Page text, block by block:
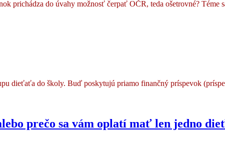
prichádza do úvahy možnosť čerpať OČR, teda ošetrovné? Téme
dieťaťa do školy. Buď poskytujú priamo finančný príspevok
prečo sa vám oplatí mať len jedno